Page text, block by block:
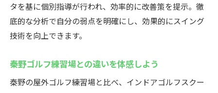
タを基に個別指導が行われ、効率的に改善策を提示。徹
底的な分析で自分の弱点を明確にし、効果的にスイング
技術を向上できます。
秦野ゴルフ練習場との違いを体感しよう
秦野の屋外ゴルフ練習場と比べ、インドアゴルフスクー